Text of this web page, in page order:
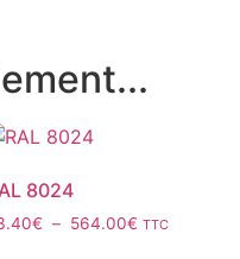
8024
€ – 564.00€ TTC